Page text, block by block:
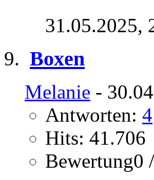
31.05.2025,
Boxen
Melanie -
Antworten: 4
Hits: 41.706
Bewertung0